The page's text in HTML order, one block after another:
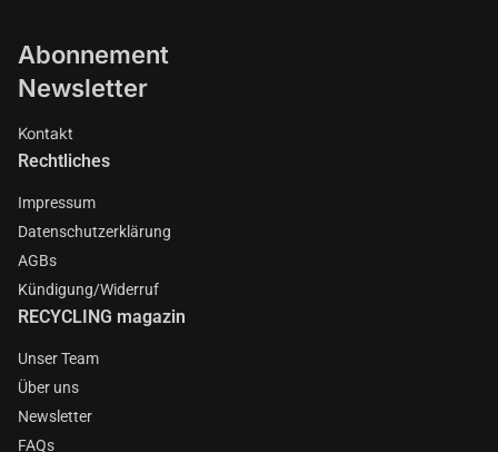
Abonnement
Newsletter
Kontakt
Rechtliches
Impressum
Datenschutzerklärung
AGBs
Kündigung/Widerruf
RECYCLING magazin
Unser Team
Über uns
Newsletter
FAQs